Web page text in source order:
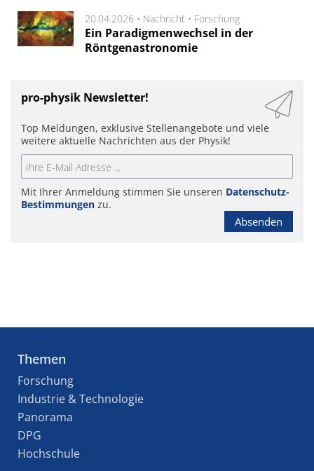
20.04.2026 • Nachricht • Forschung
Ein Paradigmenwechsel in der
Röntgenastronomie
pro-physik Newsletter!
Top Meldungen, exklusive Stellenangebote und viele
weitere aktuelle Nachrichten aus der Physik!
Mit Ihrer Anmeldung stimmen Sie unseren Datenschutz-
Bestimmungen zu.
Absenden
Themen
Forschung
Industrie & Technologie
Panorama
DPG
Hochschule